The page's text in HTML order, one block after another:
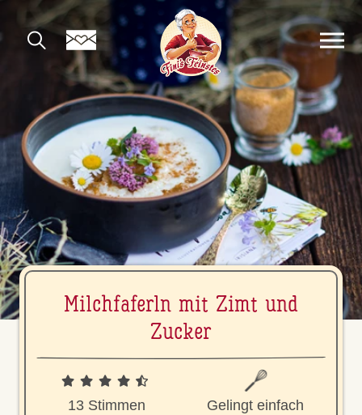
Milch­fa­ferln mit Zimt und
Zucker
13 Stimmen Gelingt einfach